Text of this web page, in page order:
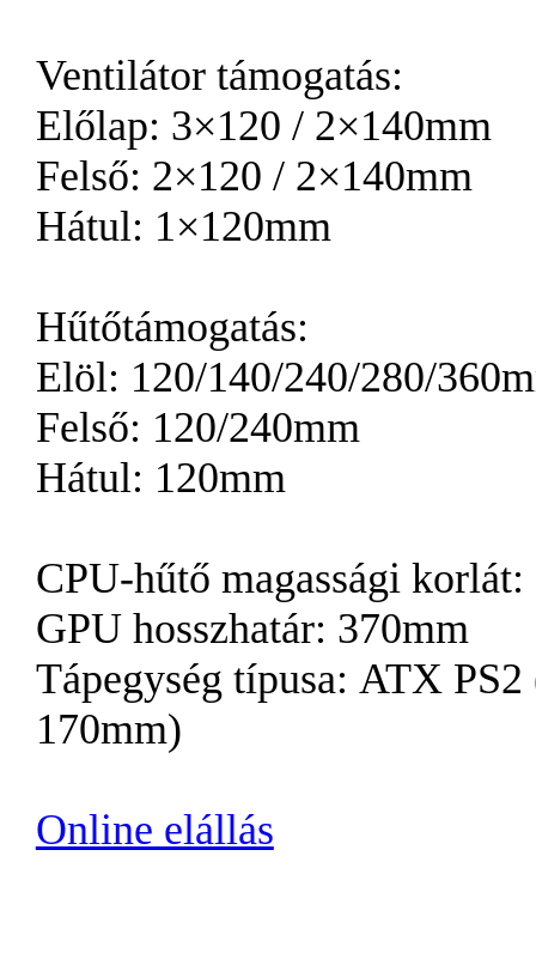
Ventilátor támogatás:
Előlap: 3×120 / 2×140mm
Felső: 2×120 / 2×140mm
Hátul: 1×120mm
Hűtőtámogatás:
Elöl: 120/140/240/280/
Felső: 120/240mm
Hátul: 120mm
CPU-hűtő magassági
GPU hosszhatár: 370mm
Tápegység típusa: ATX
170mm)
Online elállás